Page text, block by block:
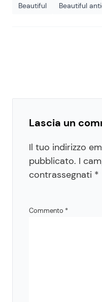
Beautiful Beautiful
Lascia un
Il tuo indirizzo
pubblicato. I
contrassegnati *
Commento *